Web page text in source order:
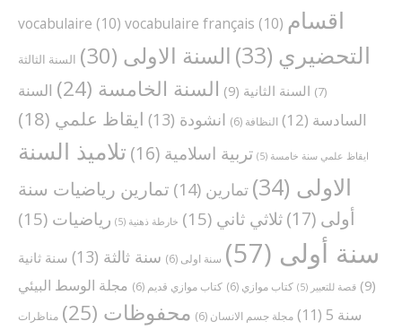
vocabulaire (10) vocabulaire français (10) اقسام
التحضيري (33) السنة الاولى (30)
السنة الثالثة
(7)
السنة الثانية (9) السنة الخامسة (24)
السنة
السادسة (12) النظافة (6) انشودة (13) ايقاظ علمي (18)
ايقاظ علمي سنة خامسة (5) تربية اسلامية (16)
تلاميذ السنة
الاولى (34) تمارين (14)
تمارين رياضيات سنة
أولى (17) ثلاثي ثاني (15) خارطة ذهنية (5) رياضيات (15)
سنة أولى (57) سنة اولى (6) سنة ثالثة (13)
سنة ثانية
(9)
قصة للتعبير (5) كتاب موازي (6) كتاب موازي قديم (6)
مجلة الوسط البيئي
سنة 5
(11) مجلة جسم الانسان (6) محفوظات (25)
مناظرات